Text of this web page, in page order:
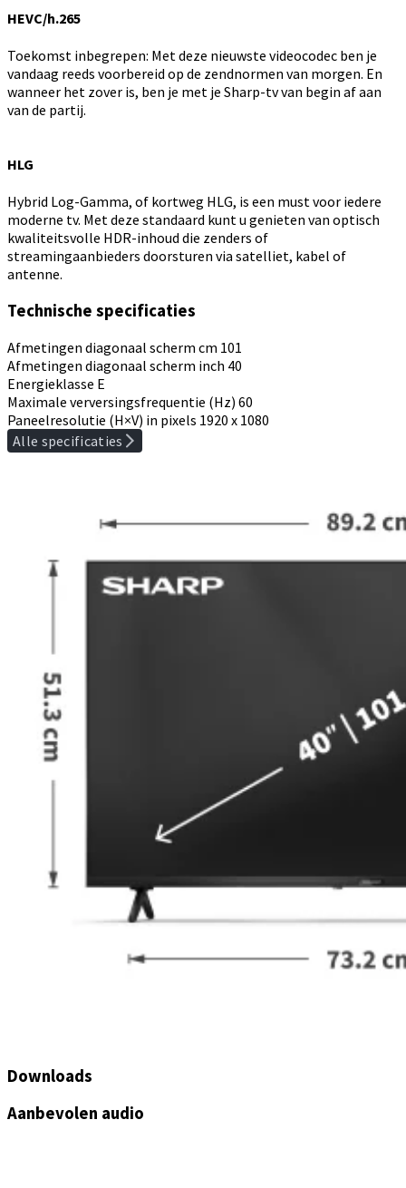
HEVC/h.265
Toekomst inbegrepen: Met deze nieuwste videocodec ben je
vandaag reeds voorbereid op de zendnormen van morgen. En
wanneer het zover is, ben je met je Sharp-tv van begin af aan
van de partij.
HLG
Hybrid Log-Gamma, of kortweg HLG, is een must voor iedere
moderne tv. Met deze standaard kunt u genieten van optisch
kwaliteitsvolle HDR-inhoud die zenders of
streamingaanbieders doorsturen via satelliet, kabel of
antenne.
Technische specificaties
Afmetingen diagonaal scherm cm 101
Afmetingen diagonaal scherm inch 40
Energieklasse E
Maximale verversingsfrequentie (Hz) 60
Paneelresolutie (H×V) in pixels 1920 x 1080
Alle specificaties
Downloads
Aanbevolen audio